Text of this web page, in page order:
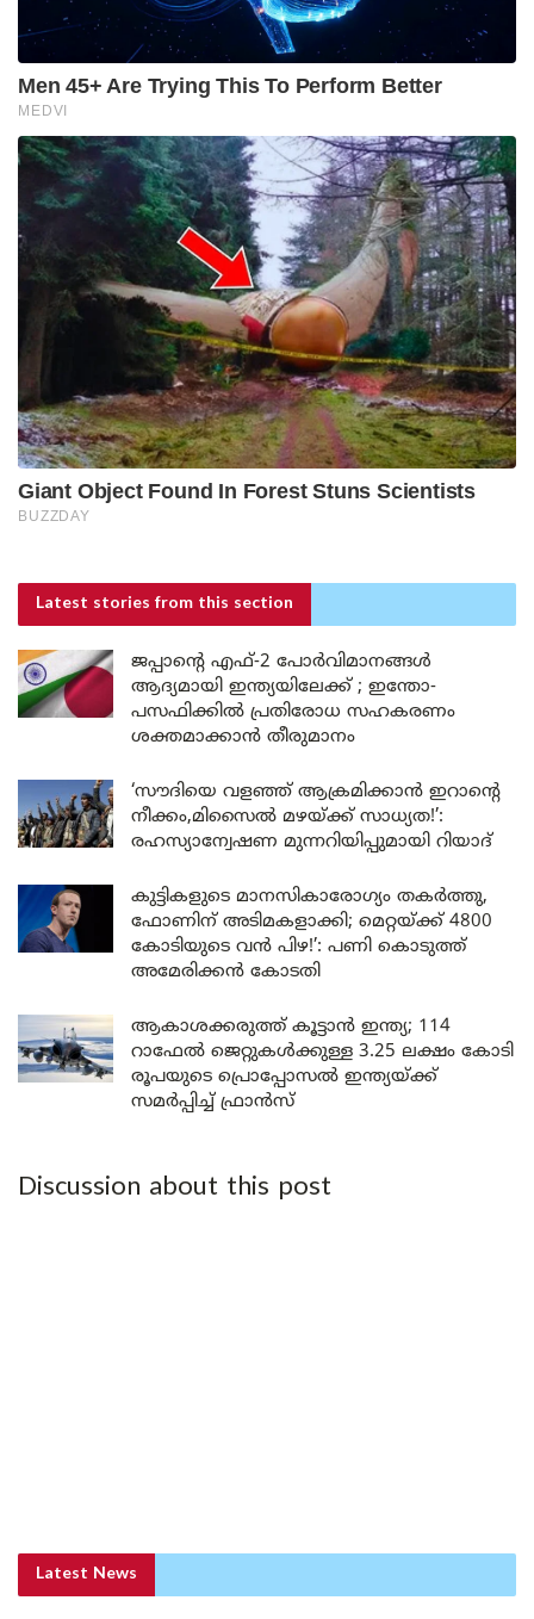
Latest stories from this section
ജപ്പാന്റെ എഫ്-2 പോർവിമാനങ്ങൾ
ആദ്യമായി ഇന്ത്യയിലേക്ക് ; ഇന്തോ-
പസഫിക്കിൽ പ്രതിരോധ സഹകരണം
ശക്തമാക്കാൻ തീരുമാനം
‘സൗദിയെ വളഞ്ഞ് ആക്രമിക്കാൻ ഇറാന്റെ
നീക്കം,മിസൈൽ മഴയ്ക്ക് സാധ്യത!’:
രഹസ്യാന്വേഷണ മുന്നറിയിപ്പുമായി റിയാദ്
കുട്ടികളുടെ മാനസികാരോഗ്യം തകർത്തു,
ഫോണിന് അടിമകളാക്കി; മെറ്റയ്ക്ക് 4800
കോടിയുടെ വൻ പിഴ!’: പണി കൊടുത്ത്
അമേരിക്കൻ കോടതി
ആകാശക്കരുത്ത് കൂട്ടാൻ ഇന്ത്യ; 114
റാഫേൽ ജെറ്റുകൾക്കുള്ള 3.25 ലക്ഷം കോടി
രൂപയുടെ പ്രൊപ്പോസൽ ഇന്ത്യയ്ക്ക്
സമർപ്പിച്ച് ഫ്രാൻസ്
Discussion about this post
Latest News